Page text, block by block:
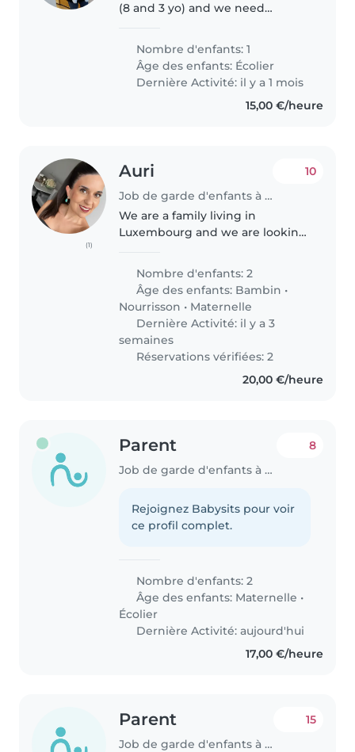
(8 and 3 yo) and we need
them to speak Deutsch with him
as noone of us can do it.So the
aim is to play with one of the..
Nombre d'enfants: 1
Âge des enfants: Écolier
Dernière Activité: il y a 1 mois
15,00 €/heure
(1)
Auri
Job de garde d'enfants à Bertrange
10
We are a family living in
Luxembourg and we are looking
experienced person to support
us for a few hours a day. I work
from home several hours a day
(not..
Nombre d'enfants: 2
Âge des enfants: Bambin •
Nourrisson • Maternelle
Dernière Activité: il y a 3
semaines
Réservations vérifiées: 2
20,00 €/heure
Parent
Job de garde d'enfants à Bertrange
8
Rejoignez Babysits pour voir
ce profil complet.
Nombre d'enfants: 2
Âge des enfants: Maternelle •
Écolier
Dernière Activité: aujourd'hui
17,00 €/heure
Parent
Job de garde d'enfants à Bertrange
15